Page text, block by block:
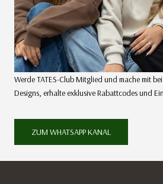
Werde TATES-Club Mitglied und mache mit
Designs, erhalte exklusive Rabattcodes und
ZUM WHATSAPP KANAL